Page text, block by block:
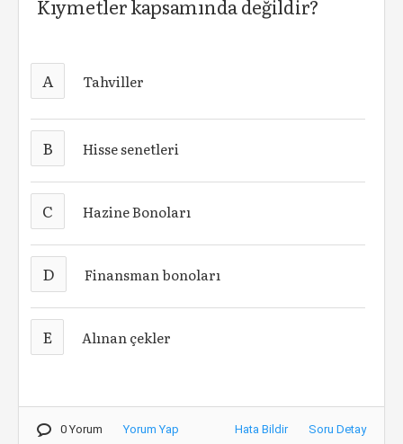
Kıymetler kapsamında değildir?
A Tahviller
B Hisse senetleri
C Hazine Bonoları
D Finansman bonoları
E Alınan çekler
0 Yorum Yorum Yap Hata Bildir Soru Detay